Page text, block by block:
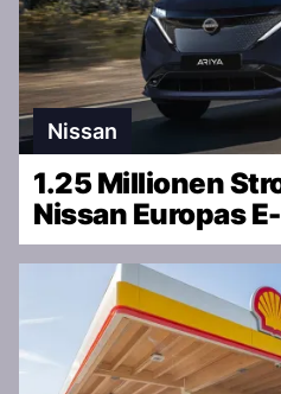
Nissan
1.25 Millionen
Nissan Europas